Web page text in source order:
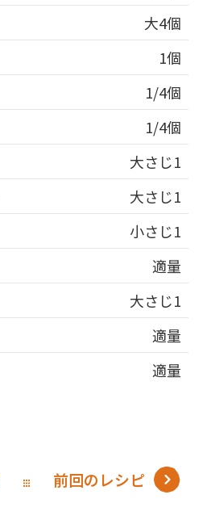
大4個
1個
1/4個
1/4個
大さじ1
大さじ1
小さじ1
適量
大さじ1
適量
適量
前回のレシピ